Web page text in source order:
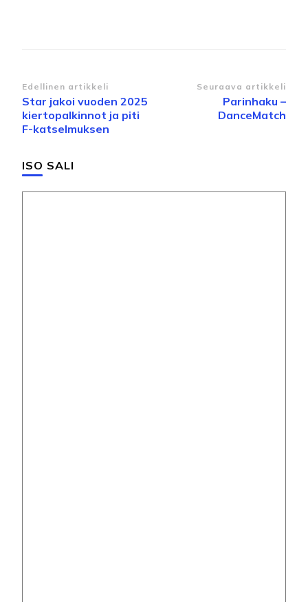
Artikkelien
selaus
Edellinen artikkeli
Star jakoi vuoden 2025
kiertopalkinnot ja piti
F-katselmuksen
Seuraava artikkeli
Parinhaku –
DanceMatch
ISO SALI